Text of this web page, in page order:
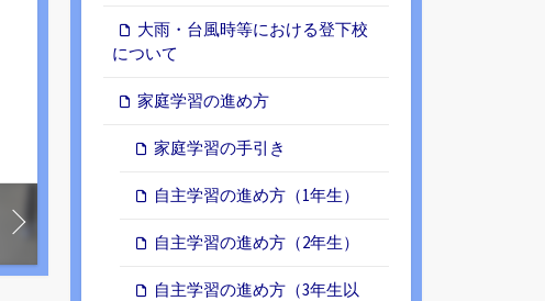
大雨・台風時等における登下校
について
家庭学習の進め方
家庭学習の手引き
自主学習の進め方（1年生）
自主学習の進め方（2年生）
自主学習の進め方（3年生以